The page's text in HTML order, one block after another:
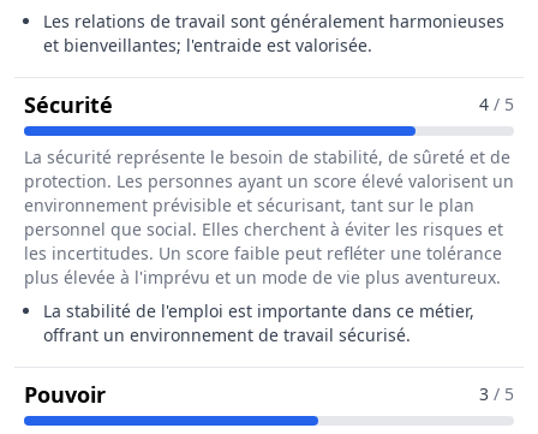
Les relations de travail sont généralement harmonieuses
et bienveillantes; l'entraide est valorisée.
Sécurité Pour Le Métier De Poseur / Poseuse
4 / 5
La sécurité représente le besoin de stabilité, de sûreté et de
protection. Les personnes ayant un score élevé valorisent un
environnement prévisible et sécurisant, tant sur le plan
personnel que social. Elles cherchent à éviter les risques et
les incertitudes. Un score faible peut refléter une tolérance
plus élevée à l'imprévu et un mode de vie plus aventureux.
La stabilité de l'emploi est importante dans ce métier,
offrant un environnement de travail sécurisé.
PouvoirPour Le Métier De Poseur / Poseuse De
3 / 5